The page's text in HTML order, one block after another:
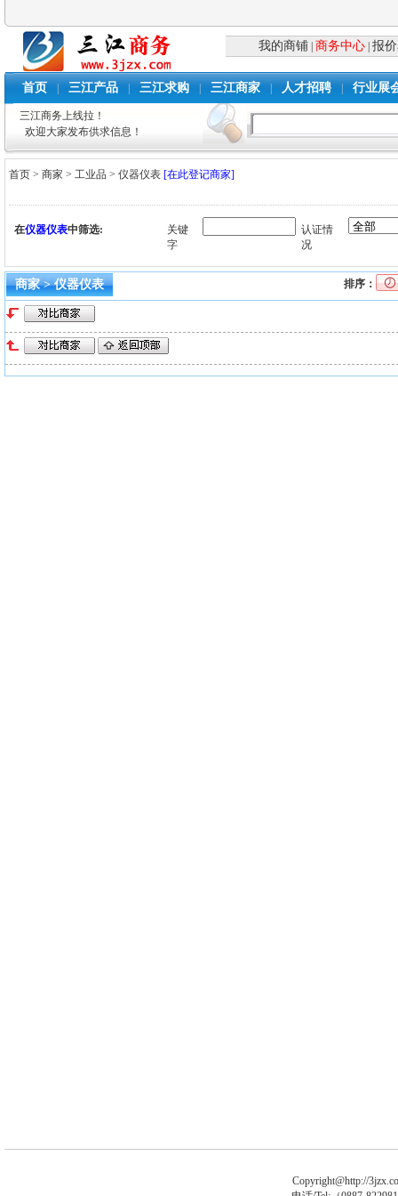
我的商铺 商务中心 |报
首页 三江产品 三江求购 三江商家 人才招聘 行业展
三江商务上线拉！
欢迎大家发布供求信息！
首页 >商家 >工业品>仪器仪表 [在此登记商家]
在仪器仪表中筛选:
关键
字
认证情
况
商家 > 仪器仪表 排序：
Copyright@http://